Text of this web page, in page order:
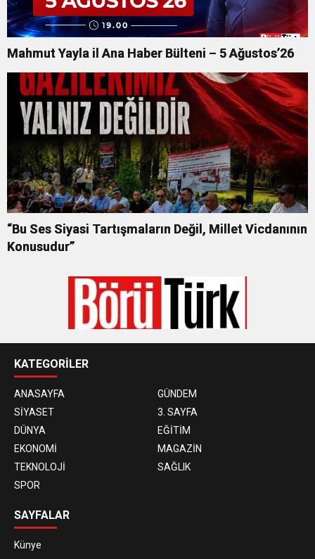
Mahmut Yayla il Ana Haber Bülteni – 5 Ağustos’26
“Bu Ses Siyasi Tartışmaların Değil, Millet Vicdanının
Konusudur”
KATEGORİLER
ANASAYFA
GÜNDEM
SİYASET
3. SAYFA
DÜNYA
EĞİTİM
EKONOMİ
MAGAZİN
TEKNOLOJİ
SAĞLIK
SPOR
SAYFALAR
Künye